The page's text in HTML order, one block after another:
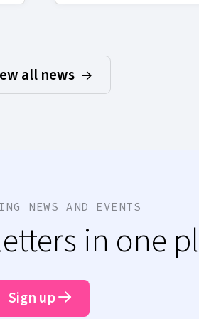
all news
NEWS AND EVENTS
in one
Sign up